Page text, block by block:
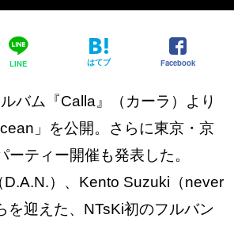
LINE はてブ Facebook
バム『Calla』（カーラ）より
」を公開。さらに東京・京
ーティー開催も発表した。
）、Kento Suzuki（never
を迎えた、NTsKi初のフルバン